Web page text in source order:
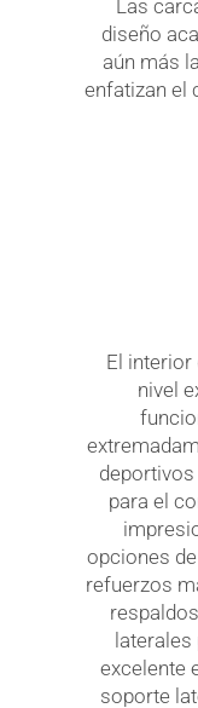
Las
diseño
aún más
enfatizan el
El interior
nivel
para el
opciones
refuerzos
excelente
soporte